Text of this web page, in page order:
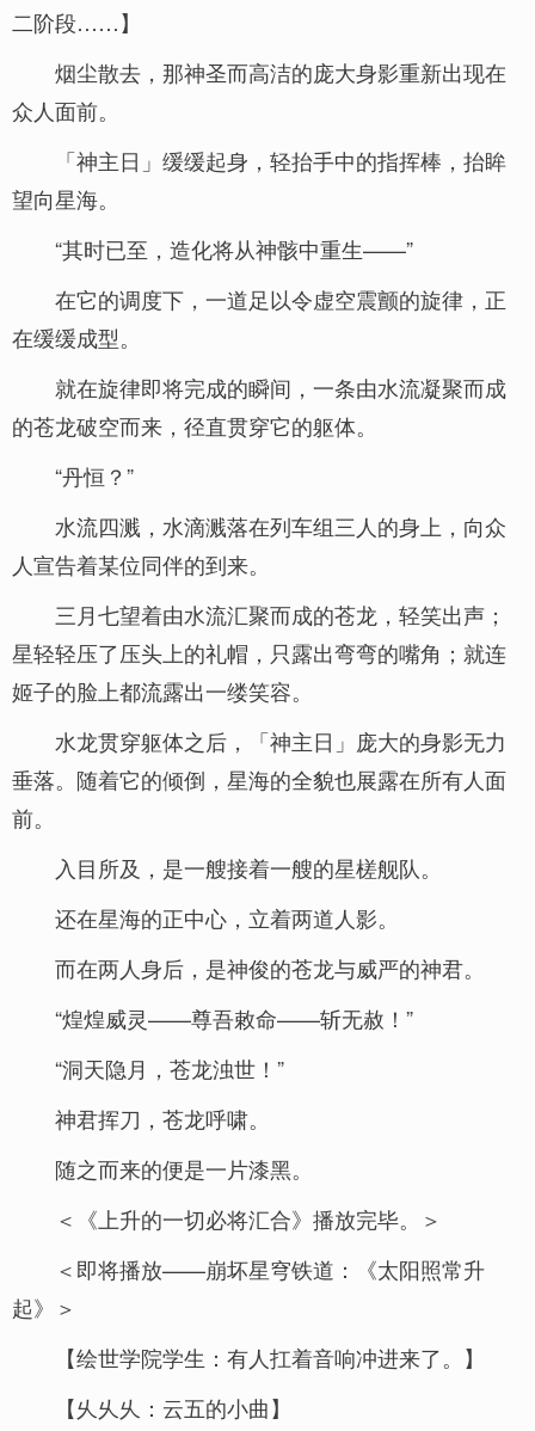
二阶段……】
烟尘散去，那神圣而高洁的庞大身影重新出现在
众人面前。
「神主日」缓缓起身，轻抬手中的指挥棒，抬眸
望向星海。
“其时已至，造化将从神骸中重生——”
在它的调度下，一道足以令虚空震颤的旋律，正
在缓缓成型。
就在旋律即将完成的瞬间，一条由水流凝聚而成
的苍龙破空而来，径直贯穿它的躯体。
“丹恒？”
水流四溅，水滴溅落在列车组三人的身上，向众
人宣告着某位同伴的到来。
三月七望着由水流汇聚而成的苍龙，轻笑出声；
星轻轻压了压头上的礼帽，只露出弯弯的嘴角；就连
姬子的脸上都流露出一缕笑容。
水龙贯穿躯体之后，「神主日」庞大的身影无力
垂落。随着它的倾倒，星海的全貌也展露在所有人面
前。
入目所及，是一艘接着一艘的星槎舰队。
还在星海的正中心，立着两道人影。
而在两人身后，是神俊的苍龙与威严的神君。
“煌煌威灵——尊吾敕命——斩无赦！”
“洞天隐月，苍龙浊世！”
神君挥刀，苍龙呼啸。
随之而来的便是一片漆黑。
＜《上升的一切必将汇合》播放完毕。＞
＜即将播放——崩坏星穹铁道：《太阳照常升
起》＞
【绘世学院学生：有人扛着音响冲进来了。】
【乆乆乆：云五的小曲】